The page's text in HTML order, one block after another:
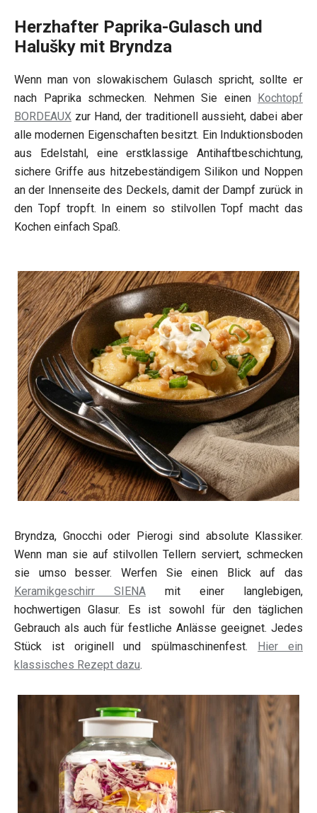
Herzhafter Paprika-Gulasch und
Halušky mit Bryndza
Wenn man von slowakischem Gulasch spricht, sollte er
nach Paprika schmecken. Nehmen Sie einen
Kochtopf
BORDEAUX zur Hand, der traditionell aussieht, dabei aber
alle modernen Eigenschaften besitzt. Ein Induktionsboden
aus Edelstahl, eine erstklassige Antihaftbeschichtung,
sichere Griffe aus hitzebeständigem Silikon und Noppen
an der Innenseite des Deckels, damit der Dampf zurück in
den Topf tropft. In einem so stilvollen Topf macht das
Kochen einfach Spaß.
Bryndza, Gnocchi oder Pierogi sind absolute Klassiker.
Wenn man sie auf stilvollen Tellern serviert, schmecken
sie umso besser. Werfen Sie einen Blick auf das
Keramikgeschirr SIENA mit einer langlebigen,
hochwertigen Glasur. Es ist sowohl für den täglichen
Gebrauch als auch für festliche Anlässe geeignet. Jedes
Stück ist originell und spülmaschinenfest. Hier ein
klassisches Rezept dazu.